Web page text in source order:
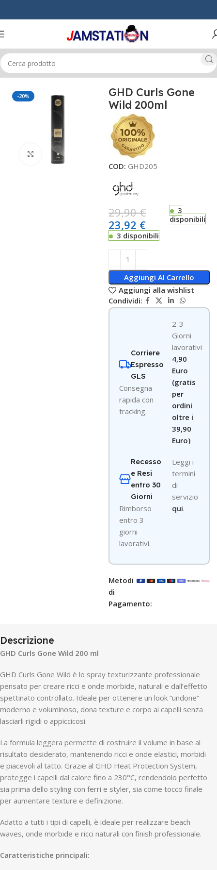
Home CAPELLI STYLING
-20%
Click to enlarge
GHD Curls Gone
Wild 200ml
COD: GHD205
29,90€
23,92 €
3
disponibili
3 disponibili
Aggiungi Al Carrello
Aggiungi alla wishlist
Condividi:
Corriere
Espresso
GLS
Consegna
rapida con
tracking.
2-3
Giorni
lavorativi
4,90
Euro
(gratis
per
ordini
oltre i
39,90
Euro)
Recesso
e Resi
entro 30
Giorni
Rimborso
entro 3
giorni
lavorativi.
Leggi i
termini
di
servizio
qui.
Metodi
di
Pagamento:
Descrizione
GHD Curls Gone Wild 200 ml
GHD Curls Gone Wild è lo spray texturizzante professionale
pensato per creare ricci e onde morbide, naturali e dall’effetto
spettinato controllato. Ideale per ottenere un look “undone”
moderno e voluminoso, dona texture e corpo ai capelli senza
lasciarli rigidi o appiccicosi.
La formula leggera permette di costruire il volume in base al
risultato desiderato, mantenendo ricci e onde elastici, morbidi
e piacevoli al tatto. Grazie al GHD Heat Protection System,
protegge i capelli dal calore fino a 230°C, rendendolo perfetto
sia prima dello styling con ferri e styler, sia come tocco finale
per aumentare texture e definizione.
Adatto a tutti i tipi di capelli, è ideale per realizzare beach
waves, onde morbide e ricci naturali con finish professionale.
Caratteristiche principali: